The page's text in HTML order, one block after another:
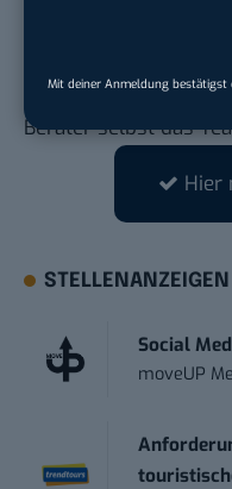
Mit deiner Anmeldung bestätigst
unterstützen oder
Berater selbst das
Hier
STELLENANZEIGEN
Social
moveUP